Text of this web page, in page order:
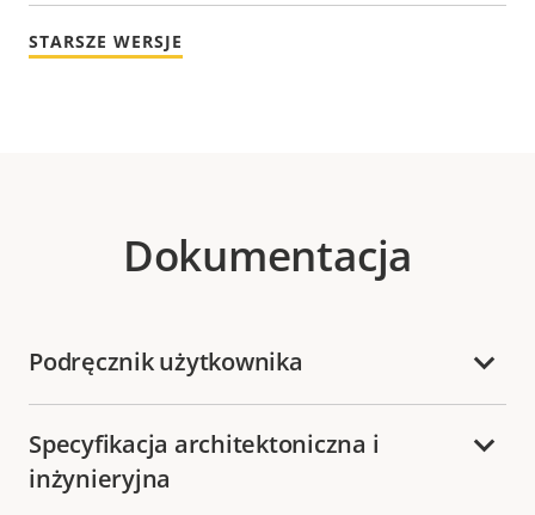
STARSZE WERSJE
Dokumentacja
Podręcznik użytkownika
Specyfikacja architektoniczna i
inżynieryjna